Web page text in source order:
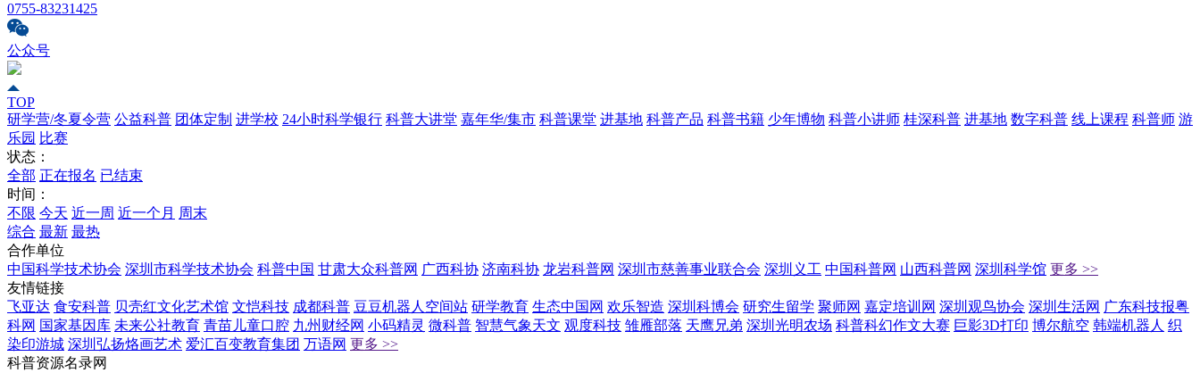
0755-83231425
公众号
TOP
研学营/冬夏令营 公益科普 团体定制 进学校 24小时科学银行 科普大讲堂 嘉年华/集市 科普课堂 进基地 科普产品 科普书籍 少年博物 科普小讲师 桂深科普 进基地 数字科普 线上课程 科普师 游
乐园 比赛
状态：
全部 正在报名 已结束
时间：
不限 今天 近一周 近一个月 周末
综合 最新 最热
合作单位
中国科学技术协会 深圳市科学技术协会 科普中国 甘肃大众科普网 广西科协 济南科协 龙岩科普网 深圳市慈善事业联合会 深圳义工 中国科普网 山西科普网 深圳科学馆 更多 >>
友情链接
飞亚达 食安科普 贝壳红文化艺术馆 文恺科技 成都科普 豆豆机器人空间站 研学教育 生态中国网 欢乐智造 深圳科博会 研究生留学 聚师网 嘉定培训网 深圳观鸟协会 深圳生活网 广东科技报粤
科网 国家基因库 未来公社教育 青苗儿童口腔 九州财经网 小码精灵 微科普 智慧气象天文 观度科技 雏雁部落 天鹰兄弟 深圳光明农场 科普科幻作文大赛 巨影3D打印 博尔航空 韩端机器人 织
染印游城 深圳弘扬烙画艺术 爱汇百变教育集团 万语网 更多 >>
科普资源名录网